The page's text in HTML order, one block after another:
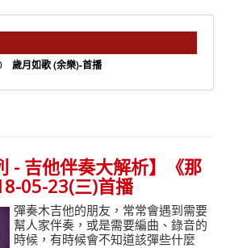
歲月如歌 (余樂)-首播
- 吉他伴奏大解析】《那
05-23(三)首播
彈奏木吉他的朋友，常常會遇到需要
幫人家伴奏，或是需要編曲、錄音的
時候，有時候會不知道該彈些什麼